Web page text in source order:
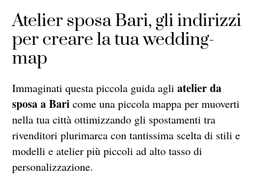
Atelier sposa Bari, gli indirizzi
per creare la tua wedding-
map
Immaginati questa piccola guida agli atelier da
sposa a Bari come una piccola mappa per muoverti
nella tua città ottimizzando gli spostamenti tra
rivenditori plurimarca con tantissima scelta di stili e
modelli e atelier più piccoli ad alto tasso di
personalizzazione.